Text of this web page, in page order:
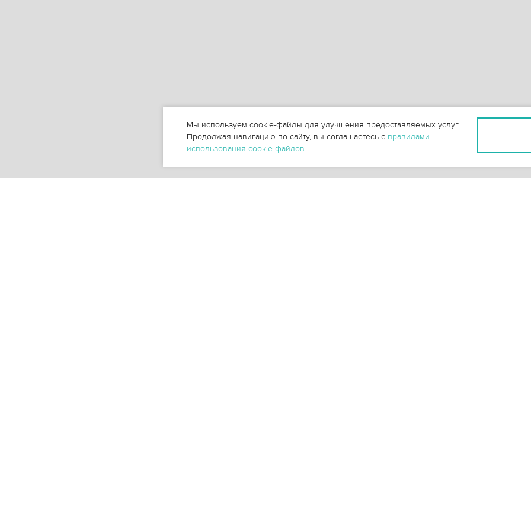
Мы используем cookie-файлы для улучшения предоставляемых услуг.
Продолжая навигацию по сайту, вы соглашаетесь с правилами
использования cookie-файлов .